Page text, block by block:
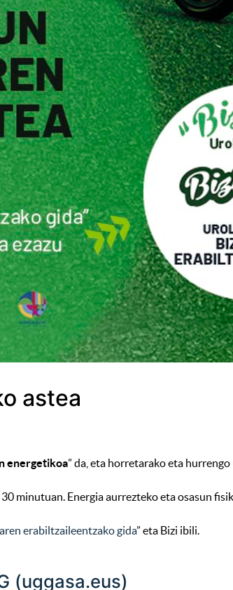
astea
energetikoa” da, eta horretarako eta
minutuan. Energia aurrezteko eta osasun
erabiltzaileentzako gida” eta Bizi ibili.
(uggasa.eus)